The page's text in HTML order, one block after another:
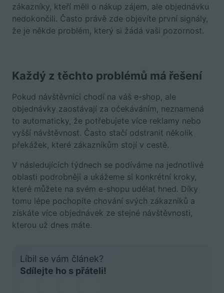
zákazníky, kteří měli o nákup zájem, ale objednávku
nedokončili. Často právě zde objevíte první signály,
že je někde problém, který si žádá vaši pozornost.
Každý z těchto problémů má řešení
Pokud návštěvníci chodí na váš e-shop, ale
objednávky zaostávají za očekáváním, neznamená
to automaticky, že potřebujete více reklamy nebo
vyšší návštěvnost. Často stačí odstranit několik
překážek, které zákazníkům stojí v cestě.
V následujících týdnech se podíváme na jednotlivé
oblasti podrobněji a ukážeme si konkrétní kroky,
které můžete na svém e-shopu udělat hned. Díky
tomu lépe pochopíte chování svých zákazníků a
získáte více objednávek ze stejné návštěvnosti,
kterou už dnes máte.
Líbil se vám článek?
Sdílejte ho s přáteli!